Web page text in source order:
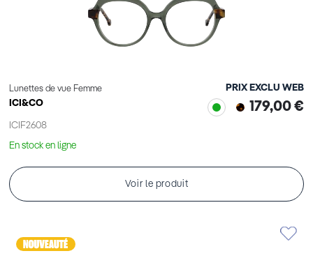
Lunettes de vue Femme
ICI&CO
ICIF2608
PRIX EXCLU WEB
179,00 €
En stock en ligne
Voir le produit